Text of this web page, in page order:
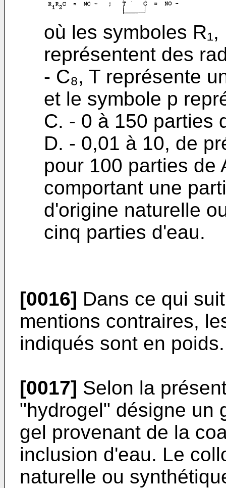
où les symboles
représentent des
- C₈, T représente
et le symbole p
C. - 0 à 150 parties
D. - 0,01 à 10, de
pour 100 parties de
comportant une
d'origine naturelle
cinq parties d'eau.
[0016] Dans ce qui
mentions contraires,
indiqués sont en poids.
[0017] Selon la
"hydrogel" désigne un
gel provenant de la
inclusion d'eau. Le
naturelle ou